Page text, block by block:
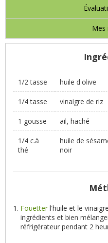
Mes
1/2 tasse huile d'olive
1/4 tasse vinaigre de riz
1 gousse ail, haché
1/4 c.à
thé
huile de
noir
Fouetterl'huile et le
ingrédients et bien
réfrigérateur pendant 2